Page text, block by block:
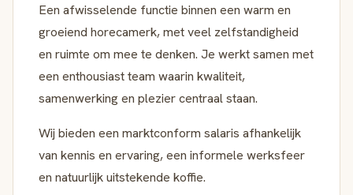
Een afwisselende functie binnen een warm en
groeiend horecamerk, met veel zelfstandigheid
en ruimte om mee te denken. Je werkt samen met
een enthousiast team waarin kwaliteit,
samenwerking en plezier centraal staan.
Wij bieden een marktconform salaris afhankelijk
van kennis en ervaring, een informele werksfeer
en natuurlijk uitstekende koffie.